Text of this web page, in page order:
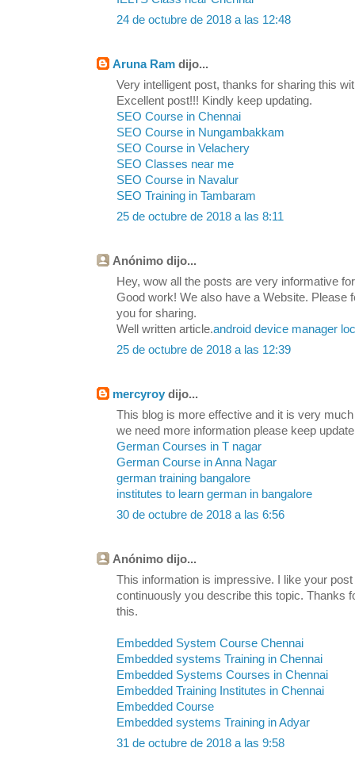
24 de octubre de 2018 a las 12:48
Aruna Ram dijo...
Very intelligent post, thanks for sharing this
Excellent post!!! Kindly keep updating.
SEO Course in Chennai
SEO Course in Nungambakkam
SEO Course in Velachery
SEO Classes near me
SEO Course in Navalur
SEO Training in Tambaram
25 de octubre de 2018 a las 8:11
Anónimo dijo...
Hey, wow all the posts are very informative
Good work! We also have a Website. Please
you for sharing.
Well written article.android device manager
25 de octubre de 2018 a las 12:39
mercyroy dijo...
This blog is more effective and it is very
we need more information please keep
German Courses in T nagar
German Course in Anna Nagar
german training bangalore
institutes to learn german in bangalore
30 de octubre de 2018 a las 6:56
Anónimo dijo...
This information is impressive. I like your
continuously you describe this topic. Thanks
this.
Embedded System Course Chennai
Embedded systems Training in Chennai
Embedded Systems Courses in Chennai
Embedded Training Institutes in Chennai
Embedded Course
Embedded systems Training in Adyar
31 de octubre de 2018 a las 9:58